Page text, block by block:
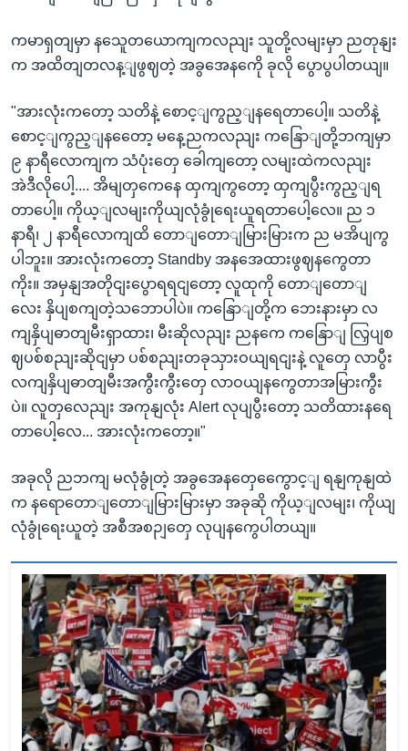
ကမာရှတျမှာ နသေူတယောကျကလညျး သူတို့လမျးမှာ ညတုနျး
က အထိတျတလန့ျဖွဈတဲ့ အခွအေနကေို ခုလို ပွောပွပါတယျ။
"အားလုံးကတော့ သတိနဲ့ စောင့ျကွည့ျနရေတာပေါ့။ သတိနဲ့
စောင့ျကွည့ျနတေော့ မနေ့ညကလညျး ကနြောျတို့ဘကျမှာ
၉ နာရီလောကျက သံပုံးတှေ ခေါကျတော့ လမျးထဲကလညျး
အဲဒီလိုပေါ့.... အိမျတှကေနေ ထှကျကွတော့ ထှကျပွီးကွည့ျရ
တာပေါ့။ ကိုယ့ျလမျးကိုယျလုံခွုံရေးယူရတာပေါ့လေ။ ည ၁
နာရီ၊ ၂ နာရီလောကျထိ တောျတောျမြားမြားက ည မအိပျကွ
ပါဘူး။ အားလုံးကတော့ Standby အနအေထားဖွဈနကွေတာ
ကိုး။ အမှနျအတိုငျးပွောရရငျတော့ လူထုကို တောျတောျ
လေး နှိပျစကျတဲ့သဘောပါပဲ။ ကနြောျတို့က ဘေးနားမှာ လ
ကျနှိပျဓာတျမီးရှာထား၊ မီးဆိုလညျး ညနကေ ကနြောျ လြှပျစ
ဈပစ်စညျးဆိုငျမှာ ပစ်စညျးတခုသှားဝယျရငျးနဲ့ လူတှေ လာပွီး
လကျနှိပျဓာတျမီးအကွီးကွီးတှေ လာဝယျနကွေတာအမြားကွီး
ပဲ။ လူတှလေညျး အကုနျလုံး Alert လုပျပွီးတော့ သတိထားနရေ
တာပေါ့လေ... အားလုံးကတော့။"
အခုလို ညဘကျ မလုံခွုံတဲ့ အခွအေနတှေကွေောင့ျ ရနျကုနျထဲ
က နရောတောျတောျမြားမြားမှာ အခုဆို ကိုယ့ျလမျး၊ ကိုယျ
လုံခွုံရေးယူတဲ့ အစီအစဉျတှေ လုပျနကွေပါတယျ။